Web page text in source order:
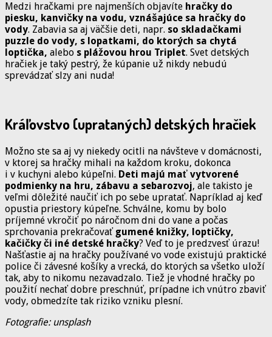
Medzi hračkami pre najmenších objavíte hračky do
piesku, kanvičky na vodu, vznášajúce sa hračky do
vody. Zabavia sa aj väčšie deti, napr. so skladačkami
puzzle do vody, s lopatkami, do ktorých sa chytá
loptička, alebo s plážovou hrou Triplet. Svet detských
hračiek je taký pestrý, že kúpanie už nikdy nebudú
sprevádzať slzy ani nuda!
Kráľovstvo (uprataných) detských hračiek
Možno ste sa aj vy niekedy ocitli na návšteve v domácnosti,
v ktorej sa hračky mihali na každom kroku, dokonca
i v kuchyni alebo kúpeľni. Deti majú mať vytvorené
podmienky na hru, zábavu a sebarozvoj, ale takisto je
veľmi dôležité naučiť ich po sebe upratať. Napríklad aj keď
opustia priestory kúpeľne. Schválne, komu by bolo
príjemné vkročiť po náročnom dni do vane a počas
sprchovania prekračovať gumené knižky, loptičky,
kačičky či iné detské hračky? Veď to je predzvesť úrazu!
Našťastie aj na hračky používané vo vode existujú praktické
police či závesné košíky a vrecká, do ktorých sa všetko uloží
tak, aby to nikomu nezavadzalo. Tiež je vhodné hračky po
použití nechať dobre preschnúť, prípadne ich vnútro zbaviť
vody, obmedzíte tak riziko vzniku plesní.
Fotografie: unsplash